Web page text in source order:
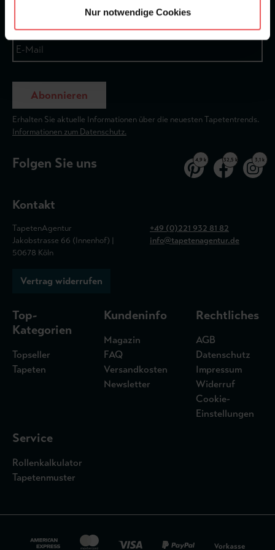
Nur notwendige Cookies
Abonnieren
Erhalten Sie aktuelle Informationen über die neuesten Tapetentrends.
Informationen zum Datenschutz.
Folgen Sie uns 4,9 k 32,5 k 3,1 k
Kontakt
TapetenAgentur
Jakobstrasse 66 (Innenhof) |
50678 Köln
+49 (0)221 932 81 82
info@tapetenagentur.de
Vertrag widerrufen
Top-
Kategorien
Topseller
Tapeten
Kundeninfo
Magazin
FAQ
Versandkosten
Newsletter
Rechtliches
AGB
Datenschutz
Impressum
Widerruf
Cookie-
Einstellungen
Service
Rollenkalkulator
Tapetenmuster